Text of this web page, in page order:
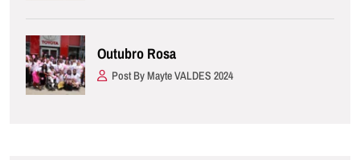
Outubro Rosa
Post By Mayte VALDES 2024